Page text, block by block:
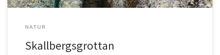
NATUR
Skallbergsgrottan